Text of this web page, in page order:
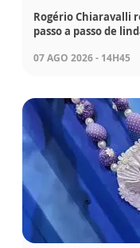
Rogério Chiaravalli
passo a passo de
07 AGO 2026 - 14H45